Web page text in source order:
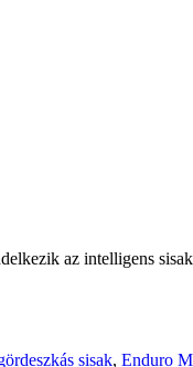
az intelligens
sisak, Enduro